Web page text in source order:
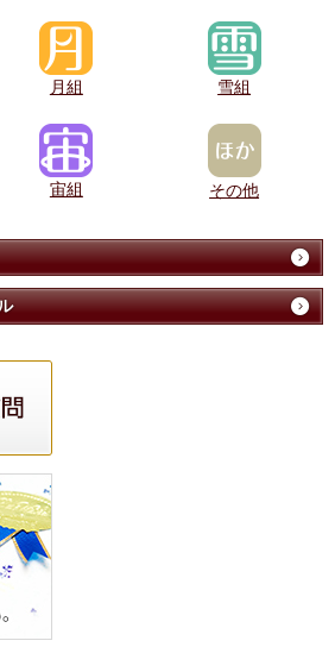
月組 雪組
宙組 その他